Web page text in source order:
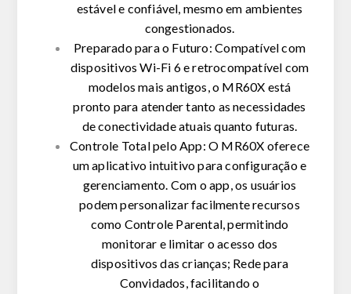
estável e confiável, mesmo em ambientes
congestionados.
Preparado para o Futuro: Compatível com
dispositivos Wi-Fi 6 e retrocompatível com
modelos mais antigos, o MR60X está
pronto para atender tanto as necessidades
de conectividade atuais quanto futuras.
Controle Total pelo App: O MR60X oferece
um aplicativo intuitivo para configuração e
gerenciamento. Com o app, os usuários
podem personalizar facilmente recursos
como Controle Parental, permitindo
monitorar e limitar o acesso dos
dispositivos das crianças; Rede para
Convidados, facilitando o